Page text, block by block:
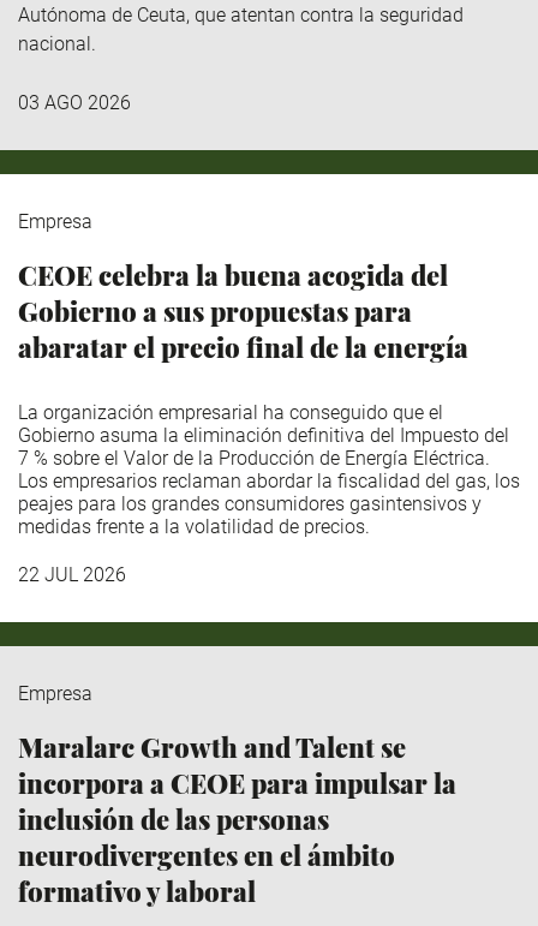
Autónoma de Ceuta, que atentan contra la seguridad
nacional.
03 AGO 2026
Empresa
CEOE celebra la buena acogida del
Gobierno a sus propuestas para
abaratar el precio final de la energía
La organización empresarial ha conseguido que el
Gobierno asuma la eliminación definitiva del Impuesto del
7 % sobre el Valor de la Producción de Energía Eléctrica.
Los empresarios reclaman abordar la fiscalidad del gas, los
peajes para los grandes consumidores gasintensivos y
medidas frente a la volatilidad de precios.
22 JUL 2026
Empresa
Maralarc Growth and Talent se
incorpora a CEOE para impulsar la
inclusión de las personas
neurodivergentes en el ámbito
formativo y laboral